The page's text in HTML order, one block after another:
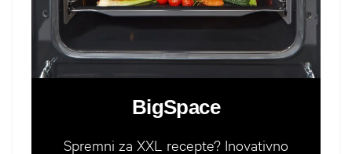
BigSpace
Spremni za XXL recepte? Inovativno